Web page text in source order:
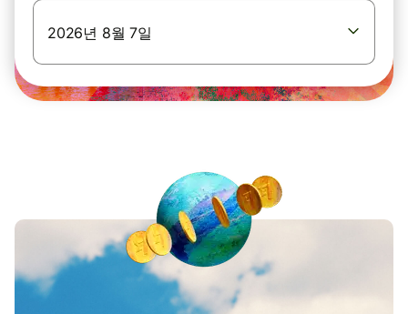
2026년 8월 7일